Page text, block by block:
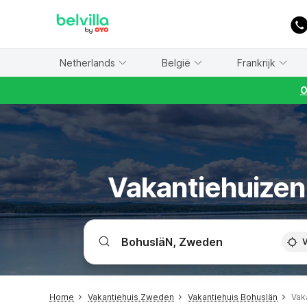
Netherlands België Frankrijk
Home Vakantiehuis Zweden Vakantiehuis Bohuslän